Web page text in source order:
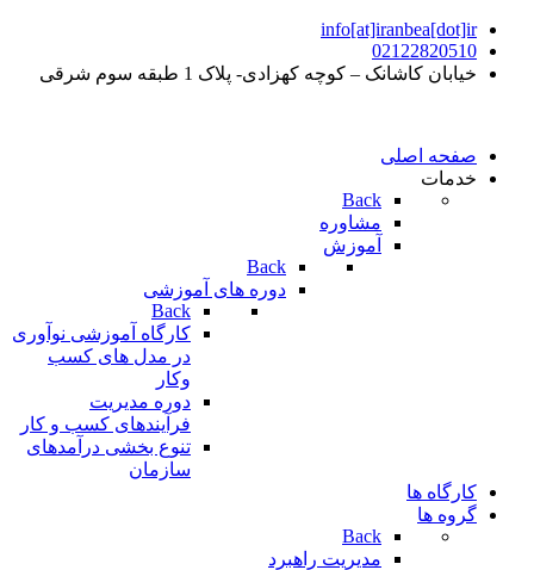
info[at]iranbea[dot]ir
02122820510
خیابان کاشانک – کوچه کهزادی- پلاک 1 طبقه سوم شرقی
صفحه اصلی
خدمات
Back
مشاوره
آموزش
Back
دوره های آموزشی
Back
کارگاه آموزشی نوآوری
در مدل های کسب
وکار
دوره مدیریت
فرآیندهای کسب و کار
تنوع بخشی درآمدهای
سازمان
کارگاه ها
گروه ها
Back
مدیریت راهبرد